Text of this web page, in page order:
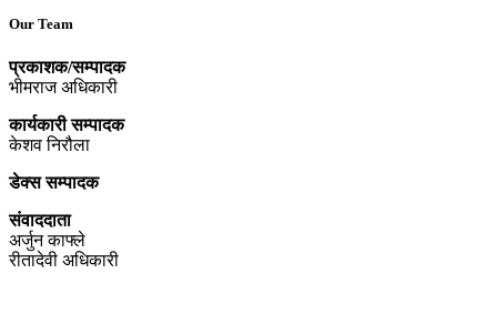
Our Team
प्रकाशक/सम्पादक
भीमराज अधिकारी
कार्यकारी सम्पादक
केशव निरौला
डेक्स सम्पादक
संवाददाता
अर्जुन काफ्ले
रीतादेवी अधिकारी